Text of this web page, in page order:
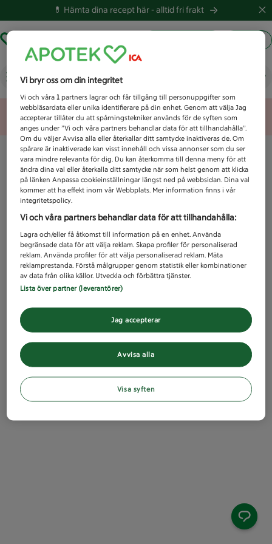
💊 Hämta dina recept här -alltid fri frakt
Vad letar du efter idag?
Unknown error
Vi bryr oss om din integritet
Vi och våra1 partners lagrar och får tillgång till personuppgifter som
webbläsardata eller unika identifierare på din enhet. Genom att välja Jag
accepterar tillåter du att spårningstekniker används för de syften som
anges under ”Vi och våra partners behandlar data för att tillhandahålla”.
Om du väljer Avvisa alla eller återkallar ditt samtycke inaktiveras de. Om
spårare är inaktiverade kan visst innehåll och vissa annonser som du ser
vara mindre relevanta för dig. Du kan återkomma till denna meny för att
ändra dina val eller återkalla ditt samtycke när som helst genom att klicka
på länken Anpassa cookieinställningar längst ned på webbsidan. Dina val
kommer att ha effekt inom vår Webbplats. Mer information finns i vår
integritetspolicy.
Vi och våra partners behandlar data för att tillhandahålla:
Lagra och/eller få åtkomst till information på en enhet. Använda
begränsade data för att välja reklam. Skapa profiler för personaliserad
reklam. Använda profiler för att välja personaliserad reklam. Mäta
reklamprestanda. Förstå målgrupper genom statistik eller kombinationer
av data från olika källor. Utveckla och förbättra tjänster.
Lista över partner (leverantörer)
Avvisa alla
Jag accepterar
Visa syften